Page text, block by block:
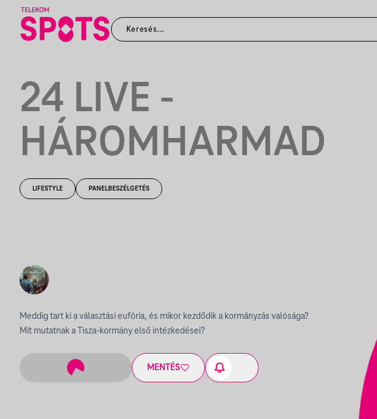
24 LIVE -
HÁROMHARMAD
LIFESTYLE PANELBESZÉLGETÉS
Meddig tart ki a választási eufória, és mikor kezdődik a kormányzás valósága?
Mit mutatnak a Tisza-kormány első intézkedései?
MENTÉS